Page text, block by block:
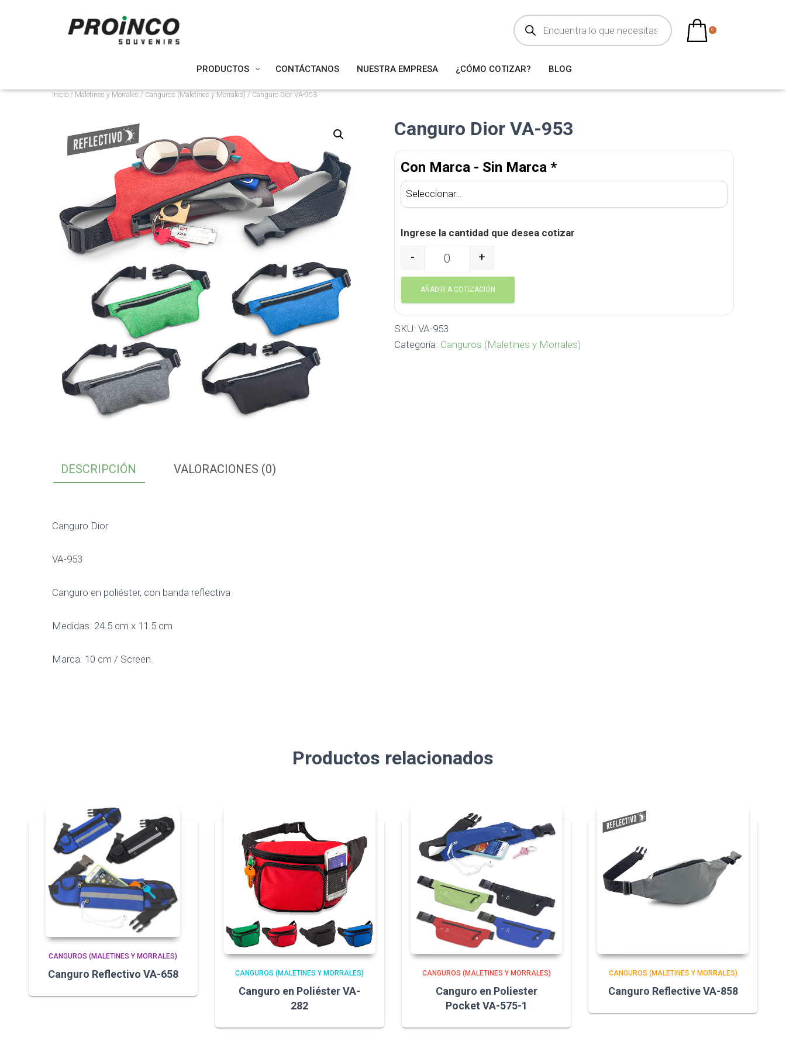
ú
q
a
d
c
t
o
0
PRODUCTOS CONTÁCTANOS NUESTRA EMPRESA ¿CÓMO COTIZAR? BLOG
Inicio/ Maletines y Morrales / Canguros (Maletines y Morrales) / Canguro Dior VA-953
Canguro Dior VA-953
Con Marca - Sin Marca *
Ingrese la cantidad que desea cotizar
Canguro Dior VA-953 cantidad
- +
AÑADIR A COTIZACIÓN
SKU: VA-953
Categoría: Canguros (Maletines y Morrales)
DESCRIPCIÓN VALORACIONES (0)
Canguro Dior
VA-953
Canguro en poliéster, con banda reflectiva
Medidas: 24.5 cm x 11.5 cm
Marca: 10 cm / Screen.
Productos relacionados
CANGUROS (MALETINES Y MORRALES)
Canguro Reflectivo VA-658 CANGUROS (MALETINES Y MORRALES)
Canguro en Poliéster VA-
282
CANGUROS (MALETINES Y MORRALES)
Canguro en Poliester
Pocket VA-575-1
CANGUROS (MALETINES Y MORRALES)
Canguro Reflective VA-858